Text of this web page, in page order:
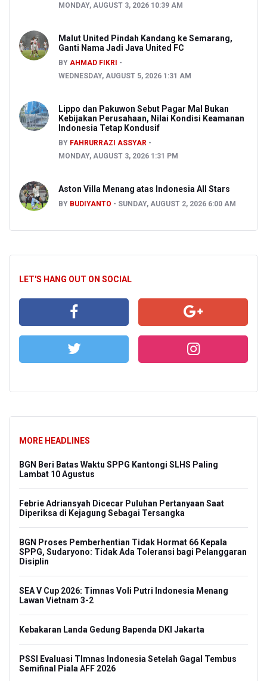
MONDAY, AUGUST 3, 2026 10:39 AM
Malut United Pindah Kandang ke Semarang,
Ganti Nama Jadi Java United FC
BY AHMAD FIKRI
WEDNESDAY, AUGUST 5, 2026 1:31 AM
Lippo dan Pakuwon Sebut Pagar Mal Bukan
Kebijakan Perusahaan, Nilai Kondisi Keamanan
Indonesia Tetap Kondusif
BY FAHRURRAZI ASSYAR
MONDAY, AUGUST 3, 2026 1:31 PM
Aston Villa Menang atas Indonesia All Stars
BY BUDIYANTO SUNDAY, AUGUST 2, 2026 6:00 AM
LET'S HANG OUT ON SOCIAL
MORE HEADLINES
BGN Beri Batas Waktu SPPG Kantongi SLHS Paling
Lambat 10 Agustus
Febrie Adriansyah Dicecar Puluhan Pertanyaan Saat
Diperiksa di Kejagung Sebagai Tersangka
BGN Proses Pemberhentian Tidak Hormat 66 Kepala
SPPG, Sudaryono: Tidak Ada Toleransi bagi Pelanggaran
Disiplin
SEA V Cup 2026: Timnas Voli Putri Indonesia Menang
Lawan Vietnam 3-2
Kebakaran Landa Gedung Bapenda DKI Jakarta
PSSI Evaluasi TImnas Indonesia Setelah Gagal Tembus
Semifinal Piala AFF 2026